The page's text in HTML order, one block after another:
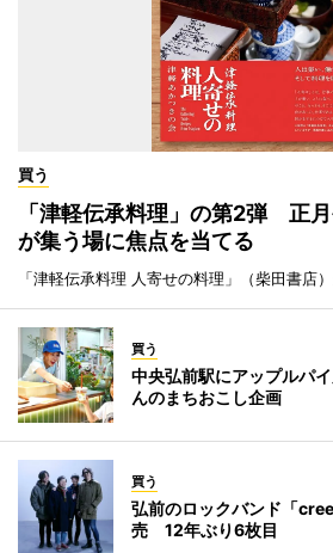
買う
「津軽伝承料理」の第2弾 正
が集う場に焦点を当てる
「津軽伝承料理 人寄せの料理」（柴田書店
買う
中央弘前駅にアップルパ
んのまちおこし企画
買う
弘前のロックバンド「
売 12年ぶり6枚目